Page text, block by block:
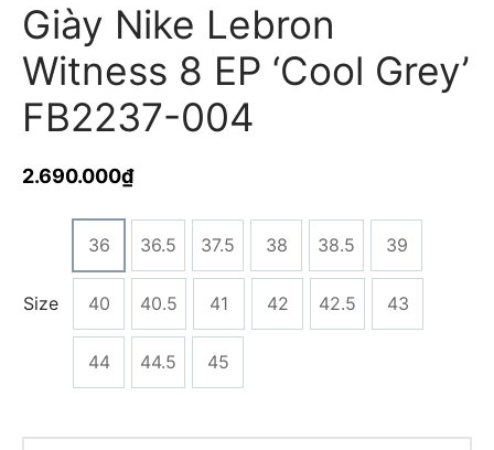
Giày Nike Lebron
Witness 8 EP ‘Cool Grey’
FB2237-004
2.690.000₫
Size
36 36.5 37.5 38 38.5 39
40 40.5 41 42 42.5 43
44 44.5 45